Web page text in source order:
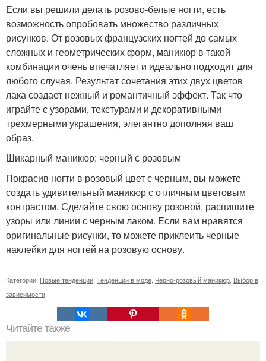
Если вы решили делать розово-белые ногти, есть
возможность опробовать множество различных
рисунков. От розовых французских ногтей до самых
сложных и геометрических форм, маникюр в такой
комбинации очень впечатляет и идеально подходит для
любого случая. Результат сочетания этих двух цветов
лака создает нежный и романтичный эффект. Так что
играйте с узорами, текстурами и декоративными
трехмерными украшения, элегантно дополняя ваш
образ.
Шикарный маникюр: черный с розовым
Покрасив ногти в розовый цвет с черным, вы можете
создать удивительный маникюр с отличным цветовым
контрастом. Сделайте свою основу розовой, распишите
узоры или линии с черным лаком. Если вам нравятся
оригинальные рисунки, то можете приклеить черные
наклейки для ногтей на розовую основу.
Категории: Новые тенденции Тенденции в моде Черно-розовый маникюр Выбор в
зависимости
Читайте также